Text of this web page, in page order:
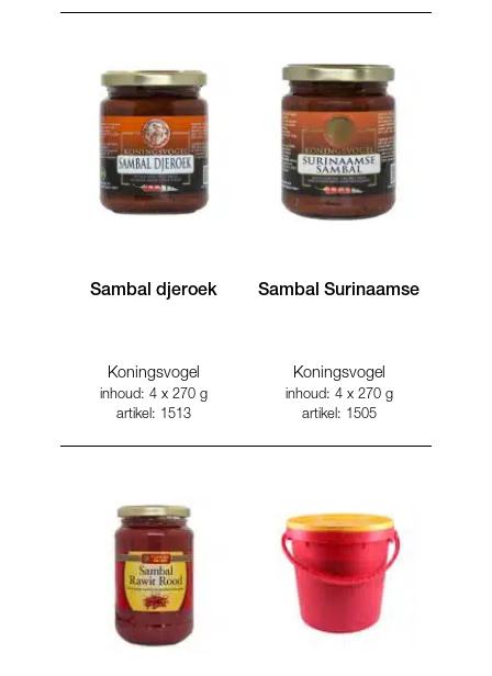
Sambal djeroek
Koningsvogel
inhoud: 4 x 270 g
artikel: 1513
Sambal Surinaamse
Koningsvogel
inhoud: 4 x 270 g
artikel: 1505